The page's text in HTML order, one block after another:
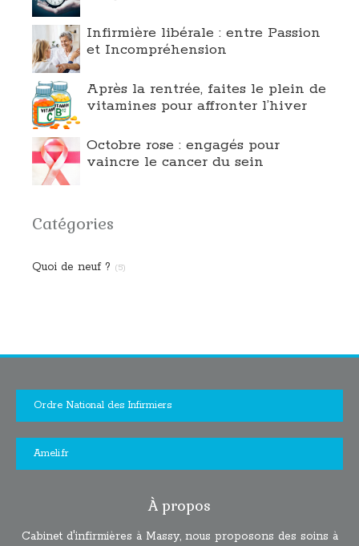
Infirmière libérale : entre Passion
et Incompréhension
Après la rentrée, faites le plein de
vitamines pour affronter l’hiver
Octobre rose : engagés pour
vaincre le cancer du sein
Catégories
Quoi de neuf ? (5)
Ordre National des Infirmiers
Ameli.fr
À propos
Cabinet d'infirmières à Massy, nous proposons des soins à